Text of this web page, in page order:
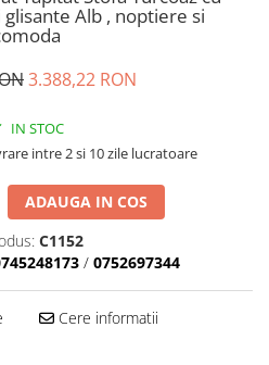
Alb , noptiere si
3.388,22 RON
IN STOC
intre 2 si 10 zile lucratoare
ADAUGA IN COS
C1152
/ 0752697344
Cere informatii